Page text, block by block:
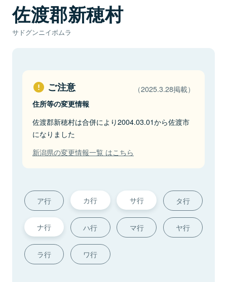
佐渡郡新穂村
サドグンニイボムラ
ご注意 （2025.3.28掲載）
住所等の変更情報
佐渡郡新穂村は合併により2004.03.01から佐渡市
になりました
新潟県の変更情報一覧 はこちら
ア行 カ行 サ行 タ行
ナ行 ハ行 マ行 ヤ行
ラ行 ワ行